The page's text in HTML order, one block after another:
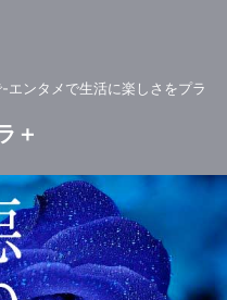
ンタメで生活に楽しさをプラ
＋